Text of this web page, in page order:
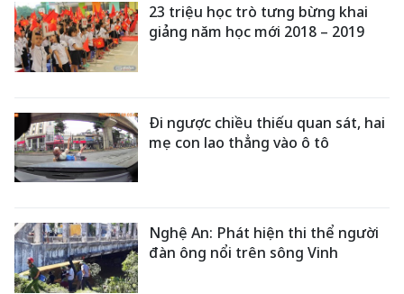
23 triệu học trò tưng bừng khai
giảng năm học mới 2018 – 2019
Đi ngược chiều thiếu quan sát, hai
mẹ con lao thẳng vào ô tô
Nghệ An: Phát hiện thi thể người
đàn ông nổi trên sông Vinh